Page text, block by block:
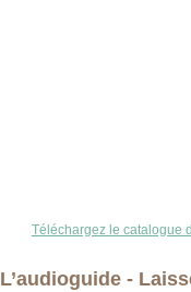
Téléchargez le catalogue
L’audioguide -